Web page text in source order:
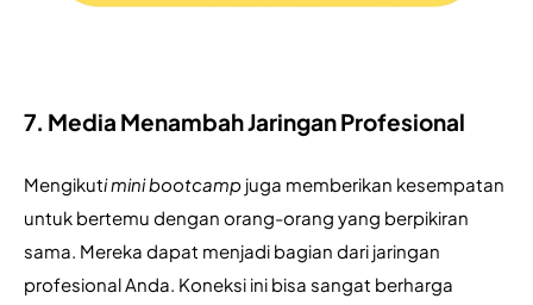
7. Media Menambah Jaringan Profesional
Mengikuti mini bootcamp juga memberikan kesempatan
untuk bertemu dengan orang-orang yang berpikiran
sama. Mereka dapat menjadi bagian dari jaringan
profesional Anda. Koneksi ini bisa sangat berharga